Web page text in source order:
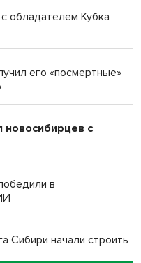
обладателем Кубка
его «посмертные»
с
в
Сибири начали строить